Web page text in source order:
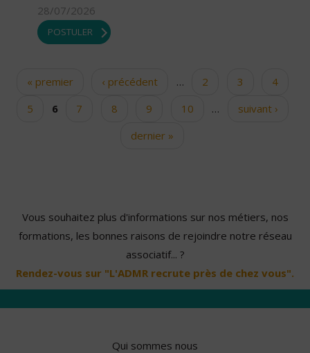
28/07/2026
POSTULER
Pages« premier ‹ précédent … 2 3
4
5
6 7 8 9 10 …
suivant ›
dernier »
Vous souhaitez plus d'informations sur nos métiers, nos
formations, les bonnes raisons de rejoindre notre réseau
associatif... ?
Rendez-vous sur "L'ADMR recrute près de chez vous".
Qui sommes nous